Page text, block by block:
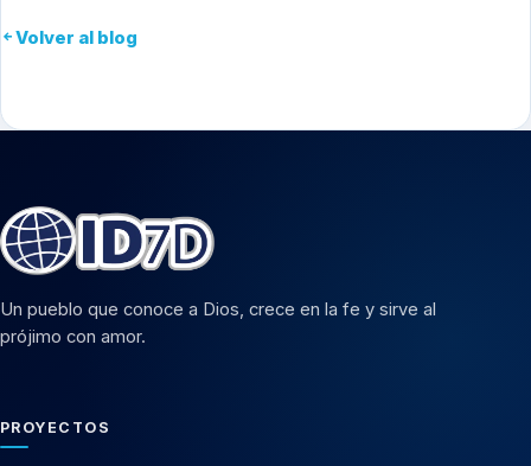
Volver al blog
Un pueblo que conoce a Dios, crece en la fe y sirve al
prójimo con amor.
PROYECTOS